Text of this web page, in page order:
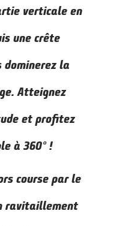
verticale en
une crête
dominerez la
Atteignez
et profitez
à 360° !
course par le
ravitaillement